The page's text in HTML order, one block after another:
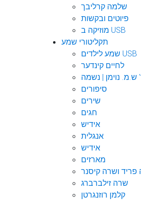
שלמה קרליבך
פיוטים ובקשות
מוזיקה ב USB
תקליטורי שמע
שמע לילדים USB
לחיים קינדער
נוימן | נשמה
סיפורים
שירים
חגים
אידיש
אנגלית
אידיש
מארזים
פריד ושרה קיסנר
שרה זילברברג
קלמן רוזנגרטן